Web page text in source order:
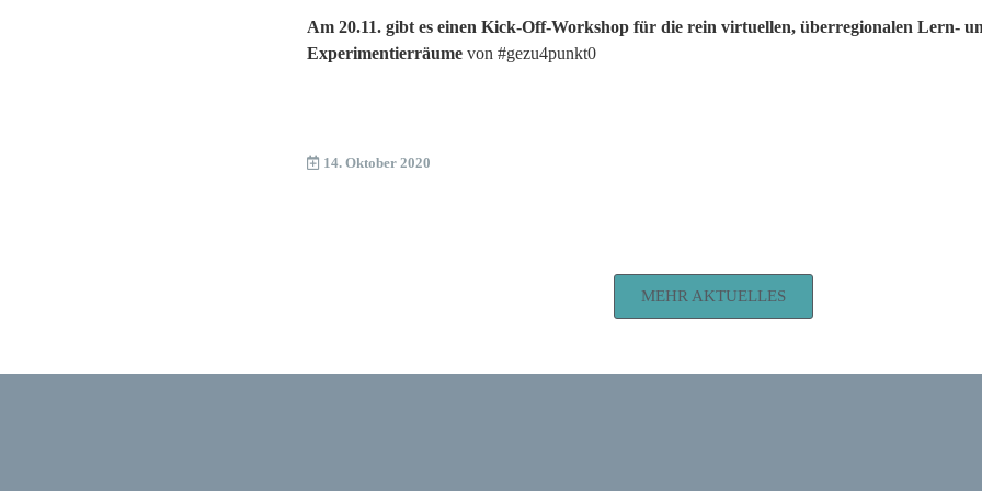
Am 20.11. gibt es einen Kick-Off-Workshop für die rein virtuellen, überregionalen Lern-
Experimentierräume von #gezu4punkt0
14. Oktober 2020
MEHR AKTUELLES